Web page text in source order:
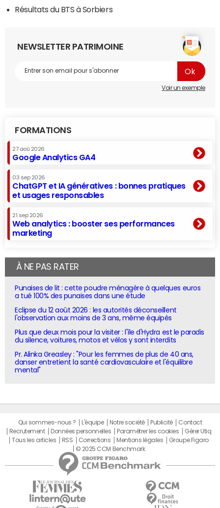
Résultats du BTS à Sorbiers
NEWSLETTER PATRIMOINE
Voir un exemple
FORMATIONS
27 aoû 2026
Google Analytics GA4
03 sep 2026
ChatGPT et IA génératives : bonnes pratiques
et usages responsables
21 sep 2026
Web analytics : booster ses performances
marketing
À NE PAS RATER
Punaises de lit : cette poudre ménagère à quelques euros
a tué 100% des punaises dans une étude
Eclipse du 12 août 2026 : les autorités déconseillent
l'observation aux moins de 3 ans, même équipés
Plus que deux mois pour la visiter : l'île d'Hydra est le paradis
du silence, voitures, motos et vélos y sont interdits
Pr. Alinka Greasley : "Pour les femmes de plus de 40 ans,
danser entretient la santé cardiovasculaire et l'équilibre
mental"
Qui sommes-nous ? L'équipe Notre société Publicité
Contact
Recrutement
Données personnelles Paramétrer les cookies
Gérer Utiq
Tous les articles
RSS Corrections Mentions légales
Groupe Figaro
© 2025 CCM Benchmark